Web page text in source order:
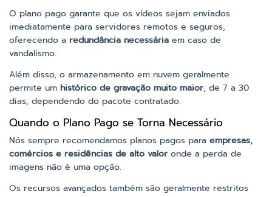
O plano pago garante que os vídeos sejam enviados
imediatamente para servidores remotos e seguros,
oferecendo a redundância necessária em caso de
vandalismo.
Além disso, o armazenamento em nuvem geralmente
permite um histórico de gravação muito maior, de 7 a 30
dias, dependendo do pacote contratado.
Quando o Plano Pago se Torna Necessário
Nós sempre recomendamos planos pagos para empresas,
comércios e residências de alto valor onde a perda de
imagens não é uma opção.
Os recursos avançados também são geralmente restritos